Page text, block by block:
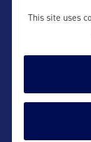
This site uses